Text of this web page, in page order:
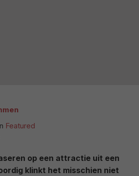
Featured
op een attractie uit een
klinkt het misschien niet